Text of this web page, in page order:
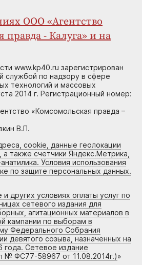
ООО «Агентство
правда - Калуга» и на
www.kp40.ru зарегистрирован
службой по надзору в сфере
технологий и массовых
2014 г. Регистрационный номер:
«Комсомольская правда –
В.П.
cookie, данные геолокации
а также счетчики Яндекс.Метрика,
Условия использования
по защите персональных данных.
других условиях оплаты услуг по
сетевого издания для
агитационных материалов в
кампании по выборам в
Федерального Собрания
девятого созыва, назначенных на
года. Сетевое издание
№ ФС77-58967 от 11.08.2014г.)»